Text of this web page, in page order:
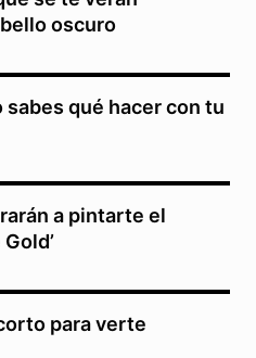
oscuro
qué hacer con tu
a pintarte el
para verte